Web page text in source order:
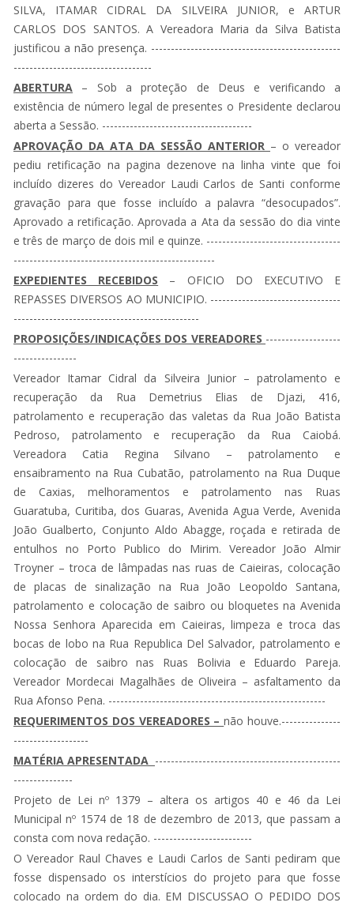
SILVA, ITAMAR CIDRAL DA SILVEIRA JUNIOR, e ARTUR
CARLOS DOS SANTOS. A Vereadora Maria da Silva Batista
justificou a não presença. ------------------------------------------------
-----------------------------------
ABERTURA – Sob a proteção de Deus e verificando a
existência de número legal de presentes o Presidente declarou
aberta a Sessão. --------------------------------------
APROVAÇÃO DA ATA DA SESSÃO ANTERIOR – o vereador
pediu retificação na pagina dezenove na linha vinte que foi
incluído dizeres do Vereador Laudi Carlos de Santi conforme
gravação para que fosse incluído a palavra “desocupados”.
Aprovado a retificação. Aprovada a Ata da sessão do dia vinte
e três de março de dois mil e quinze. ----------------------------------
---------------------------------------------------
EXPEDIENTES RECEBIDOS – OFICIO DO EXECUTIVO E
REPASSES DIVERSOS AO MUNICIPIO. ---------------------------------
-----------------------------------------------
PROPOSIÇÕES/INDICAÇÕES DOS VEREADORES -------------------
----------------
Vereador Itamar Cidral da Silveira Junior – patrolamento e
recuperação da Rua Demetrius Elias de Djazi, 416,
patrolamento e recuperação das valetas da Rua João Batista
Pedroso, patrolamento e recuperação da Rua Caiobá.
Vereadora Catia Regina Silvano – patrolamento e
ensaibramento na Rua Cubatão, patrolamento na Rua Duque
de Caxias, melhoramentos e patrolamento nas Ruas
Guaratuba, Curitiba, dos Guaras, Avenida Agua Verde, Avenida
João Gualberto, Conjunto Aldo Abagge, roçada e retirada de
entulhos no Porto Publico do Mirim. Vereador João Almir
Troyner – troca de lâmpadas nas ruas de Caieiras, colocação
de placas de sinalização na Rua João Leopoldo Santana,
patrolamento e colocação de saibro ou bloquetes na Avenida
Nossa Senhora Aparecida em Caieiras, limpeza e troca das
bocas de lobo na Rua Republica Del Salvador, patrolamento e
colocação de saibro nas Ruas Bolivia e Eduardo Pareja.
Vereador Mordecai Magalhães de Oliveira – asfaltamento da
Rua Afonso Pena. -------------------------------------------------------
REQUERIMENTOS DOS VEREADORES –não houve.---------------
-------------------
MATÉRIA APRESENTADA -----------------------------------------------
---------------
Projeto de Lei nº 1379 – altera os artigos 40 e 46 da Lei
Municipal nº 1574 de 18 de dezembro de 2013, que passam a
consta com nova redação. -------------------------
O Vereador Raul Chaves e Laudi Carlos de Santi pediram que
fosse dispensado os interstícios do projeto para que fosse
colocado na ordem do dia. EM DISCUSSAO O PEDIDO DOS